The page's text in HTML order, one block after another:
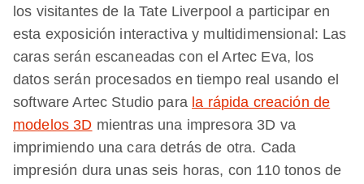
los visitantes de la Tate Liverpool a participar en
esta exposición interactiva y multidimensional: Las
caras serán escaneadas con el Artec Eva, los
datos serán procesados en tiempo real usando el
software Artec Studio para la rápida creación de
modelos 3D mientras una impresora 3D va
imprimiendo una cara detrás de otra. Cada
impresión dura unas seis horas, con 110 tonos de